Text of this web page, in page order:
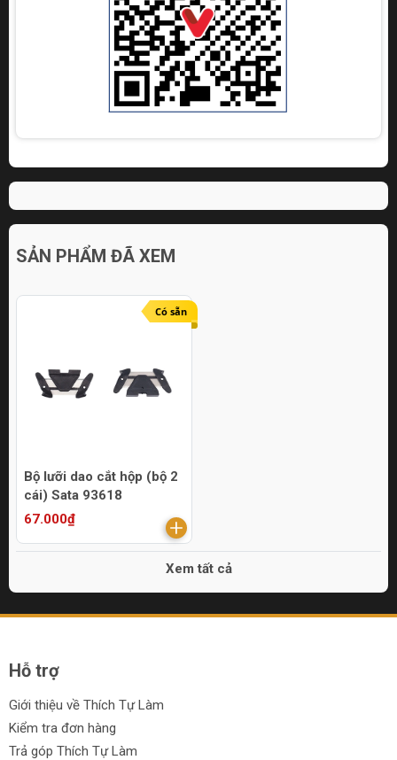
SẢN PHẨM ĐÃ XEM
Có sẵn
Bộ lưỡi dao cắt hộp (bộ 2
cái) Sata 93618
67.000₫
Xem tất cả
Hỗ trợ
Giới thiệu về Thích Tự Làm
Kiểm tra đơn hàng
Trả góp Thích Tự Làm